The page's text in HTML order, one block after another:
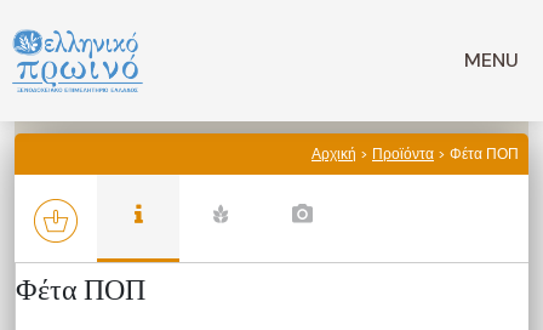
σε
περιεχόμενο
MENU
Αρχική > Προϊόντα > Φέτα ΠΟΠ
Φέτα ΠΟΠ